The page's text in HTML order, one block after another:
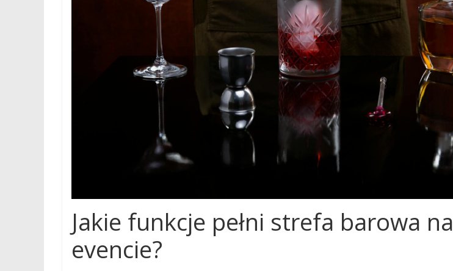
Jakie funkcje pełni strefa barowa na
evencie?